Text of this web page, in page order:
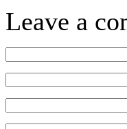
Leave a